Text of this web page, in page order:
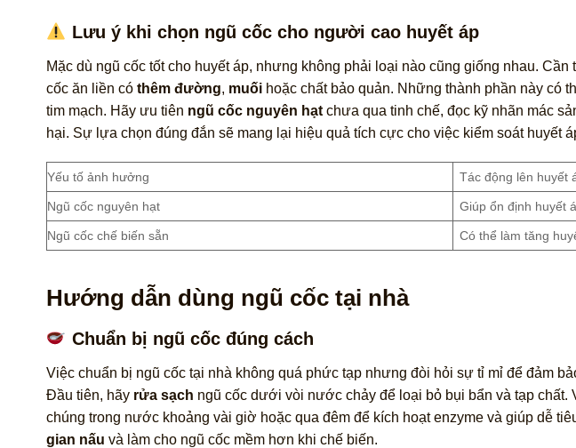
Lưu ý khi chọn ngũ cốc cho người cao huyết áp
Mặc dù ngũ cốc tốt cho huyết áp, nhưng không phải loại nào cũng giống nhau.
cốc ăn liền có thêm đường, muối hoặc chất bảo quản. Những thành phần này có
tim mạch. Hãy ưu tiên ngũ cốc nguyên hạt chưa qua tinh chế, đọc kỹ nhãn mác
hại. Sự lựa chọn đúng đắn sẽ mang lại hiệu quả tích cực cho việc kiểm soát huyết
Yếu tố ảnh hưởng Tác động lên huyết
Ngũ cốc nguyên hạt Giúp ổn định huyết
Ngũ cốc chế biến sẵn Có thể làm tăng
Hướng dẫn dùng ngũ cốc tại nhà
Chuẩn bị ngũ cốc đúng cách
Việc chuẩn bị ngũ cốc tại nhà không quá phức tạp nhưng đòi hỏi sự tỉ mỉ để đảm
Đầu tiên, hãy rửa sạch ngũ cốc dưới vòi nước chảy để loại bỏ bụi bẩn và tạp chất.
chúng trong nước khoảng vài giờ hoặc qua đêm để kích hoạt enzyme và giúp dễ
gian nấu và làm cho ngũ cốc mềm hơn khi chế biến.